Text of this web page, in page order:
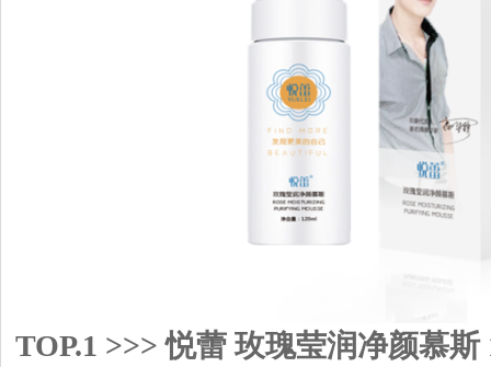
TOP.1 >>> 悦蕾 玫瑰莹润净颜慕